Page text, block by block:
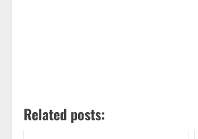
Related posts: